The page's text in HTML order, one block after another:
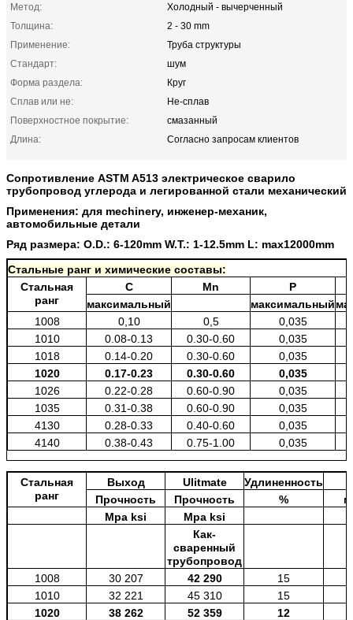
Метод:
Холодный - вычерченный
Толщина:
2 - 30 mm
Применение:
Труба структуры
Стандарт:
шум
Форма раздела:
Круг
Сплав или не:
Не-сплав
Поверхностное покрытие:
смазанный
Длина:
Согласно запросам клиентов
Сопротивление ASTM A513 электрическое сварило
трубопровод углерода и легированной стали механический
Применения: для mechinery, инженер-механик,
автомобильные детали
Ряд размера: O.D.: 6-120mm W.T.: 1-12.5mm L: max12000mm
Стальные ранг и химические составы:
Стальная
ранг
C Mn
P
максимальный
максимальный
1008
0,10 0,5
0,035
1010
0.08-0.13 0.30-0.60
0,035
1018
0.14-0.20 0.30-0.60
0,035
1020
0.17-0.23 0.30-0.60
0,035
1026
0.22-0.28 0.60-0.90
0,035
1035
0.31-0.38 0.60-0.90
0,035
4130
0.28-0.33 0.40-0.60
0,035
4140
0.38-0.43 0.75-1.00 0,035
Стальная
ранг
Выход Ulitmate
Удлиненность
Прочность
Прочность %
Mpa ksi
Mpa ksi
Как-
сваренный
трубопровод
1008
30 207 42 290
15
1010
32 221 45 310
15
1020
38 262 52 359
12